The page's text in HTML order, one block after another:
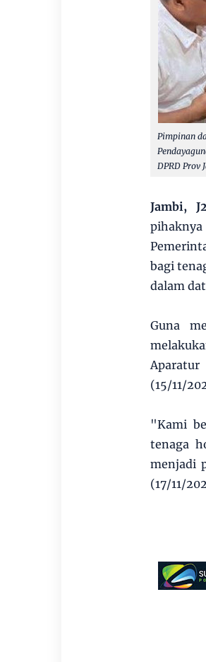
Pimpinan
DPRD Prov
Jambi,
pihaknya
bagi
dalam
Guna
(15/11/
"Kami
tenaga
menjadi
(17/11/